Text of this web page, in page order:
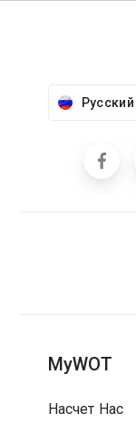
Русский
MyWOT
Насчет Нас